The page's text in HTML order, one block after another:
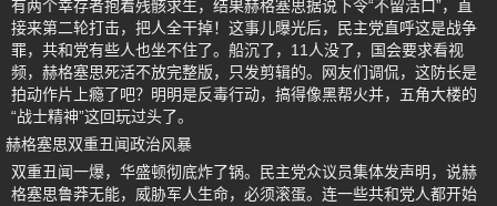
有两个幸存者抱着残骸求生，结果赫格塞思据说下令“不留活口”，直
接来第二轮打击，把人全干掉！这事儿曝光后，民主党直呼这是战争
罪，共和党有些人也坐不住了。船沉了，11人没了，国会要求看视
频，赫格塞思死活不放完整版，只发剪辑的。网友们调侃，这防长是
拍动作片上瘾了吧？明明是反毒行动，搞得像黑帮火并，五角大楼的
“战士精神”这回玩过头了。
赫格塞思双重丑闻政治风暴
双重丑闻一爆，华盛顿彻底炸了锅。民主党众议员集体发声明，说赫
格塞思鲁莽无能，威胁军人生命，必须滚蛋。连一些共和党人都开始